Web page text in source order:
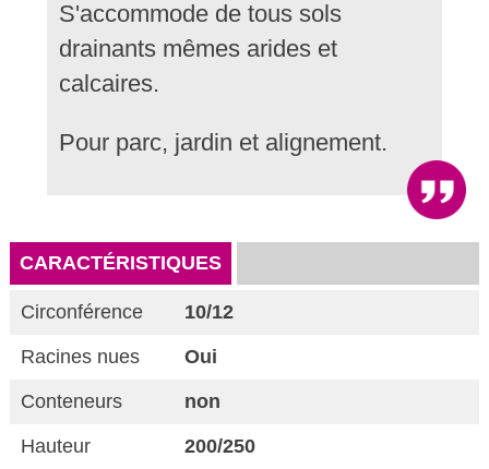
S'accommode de tous sols
drainants mêmes arides et
calcaires.
Pour parc, jardin et alignement.
CARACTÉRISTIQUES
Circonférence 10/12
Racines nues Oui
Conteneurs non
Hauteur 200/250